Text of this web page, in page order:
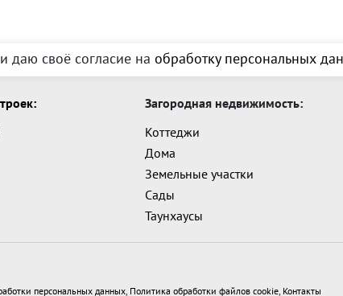
даю своё согласие на обработку персональных
Загородная недвижимость:
Коттеджи
Дома
Земельные участки
Сады
Таунхаусы
персональных данных, Политика обработки файлов cookie, Контакты